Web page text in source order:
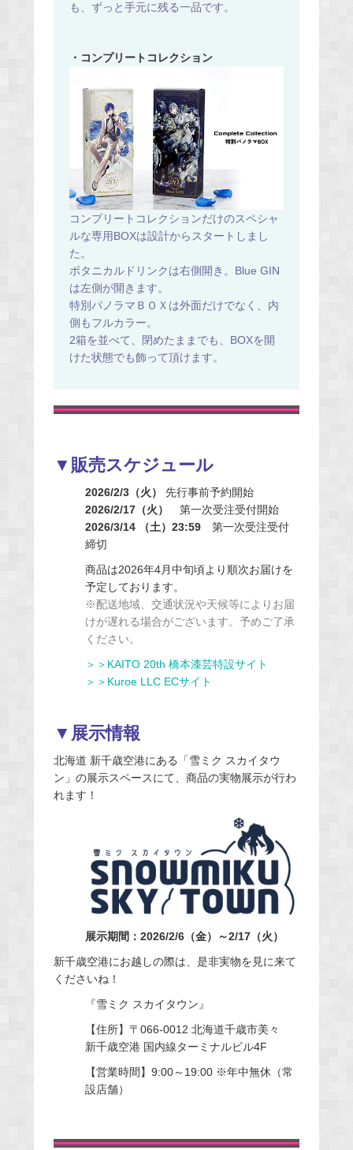
も、ずっと手元に残る一品です。
・コンプリートコレクション
コンプリートコレクションだけのスペシャ
ルな専用BOXは設計からスタートしまし
た。
ボタニカルドリンクは右側開き。Blue GIN
は左側が開きます。
特別パノラマＢＯＸは外面だけでなく、内
側もフルカラー。
2箱を並べて、閉めたままでも、BOXを開
けた状態でも飾って頂けます。
▼販売スケジュール
2026/2/3（火）
先行事前予約開始
2026/2/17（火）
第一次受注受付開始
2026/3/14 （土）23:59第一次受注受付
締切
商品は2026年4月中旬頃より順次お届けを
予定しております。
※配送地域、交通状況や天候等によりお届
けが遅れる場合がございます。予めご了承
ください。
＞＞KAITO 20th 橋本漆芸特設サイト
＞＞Kuroe LLC ECサイト
▼展示情報
北海道 新千歳空港にある「雪ミク スカイタウ
ン」の展示スペースにて、商品の実物展示が行わ
れます！
展示期間：2026/2/6（金）～2/17（火）
新千歳空港にお越しの際は、是非実物を見に来て
くださいね！
『雪ミク スカイタウン』
【住所】〒066-0012 北海道千歳市美々
新千歳空港 国内線ターミナルビル4F
【営業時間】9:00～19:00 ※年中無休（常
設店舗）